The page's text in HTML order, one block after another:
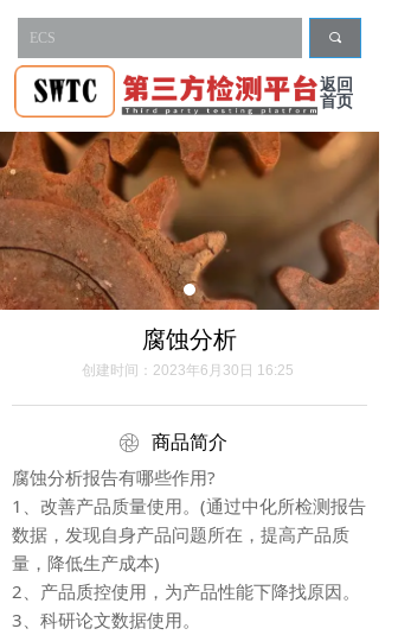
끠
返回
首页
腐蚀分析
商品简介
创建时间： 2023年6月30日 16:25
腐蚀分析报告有哪些作用?
1、改善产品质量使用。(通过中化所检测报告
数据，发现自身产品问题所在，提高产品质
量，降低生产成本)
2、产品质控使用，为产品性能下降找原因。
3、科研论文数据使用。
ꁵ